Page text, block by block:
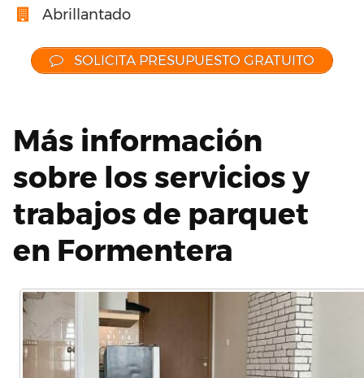
Abrillantado
SOLICITA PRESUPUESTO GRATUITO
Más información
sobre los servicios y
trabajos de parquet
en Formentera